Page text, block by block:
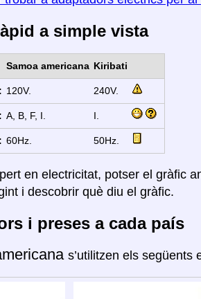
a simple vista
Samoa americana Kiribati
120V. 240V.
A, B, F, I. I.
60Hz. 50Hz.
en electricitat, potser el gràfic
i descobrir què diu el gràfic.
i preses a cada país
s’utilitzen els següents